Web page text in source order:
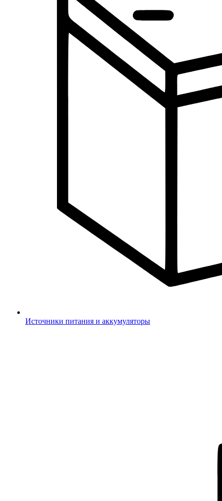
Источники питания и аккумуляторы